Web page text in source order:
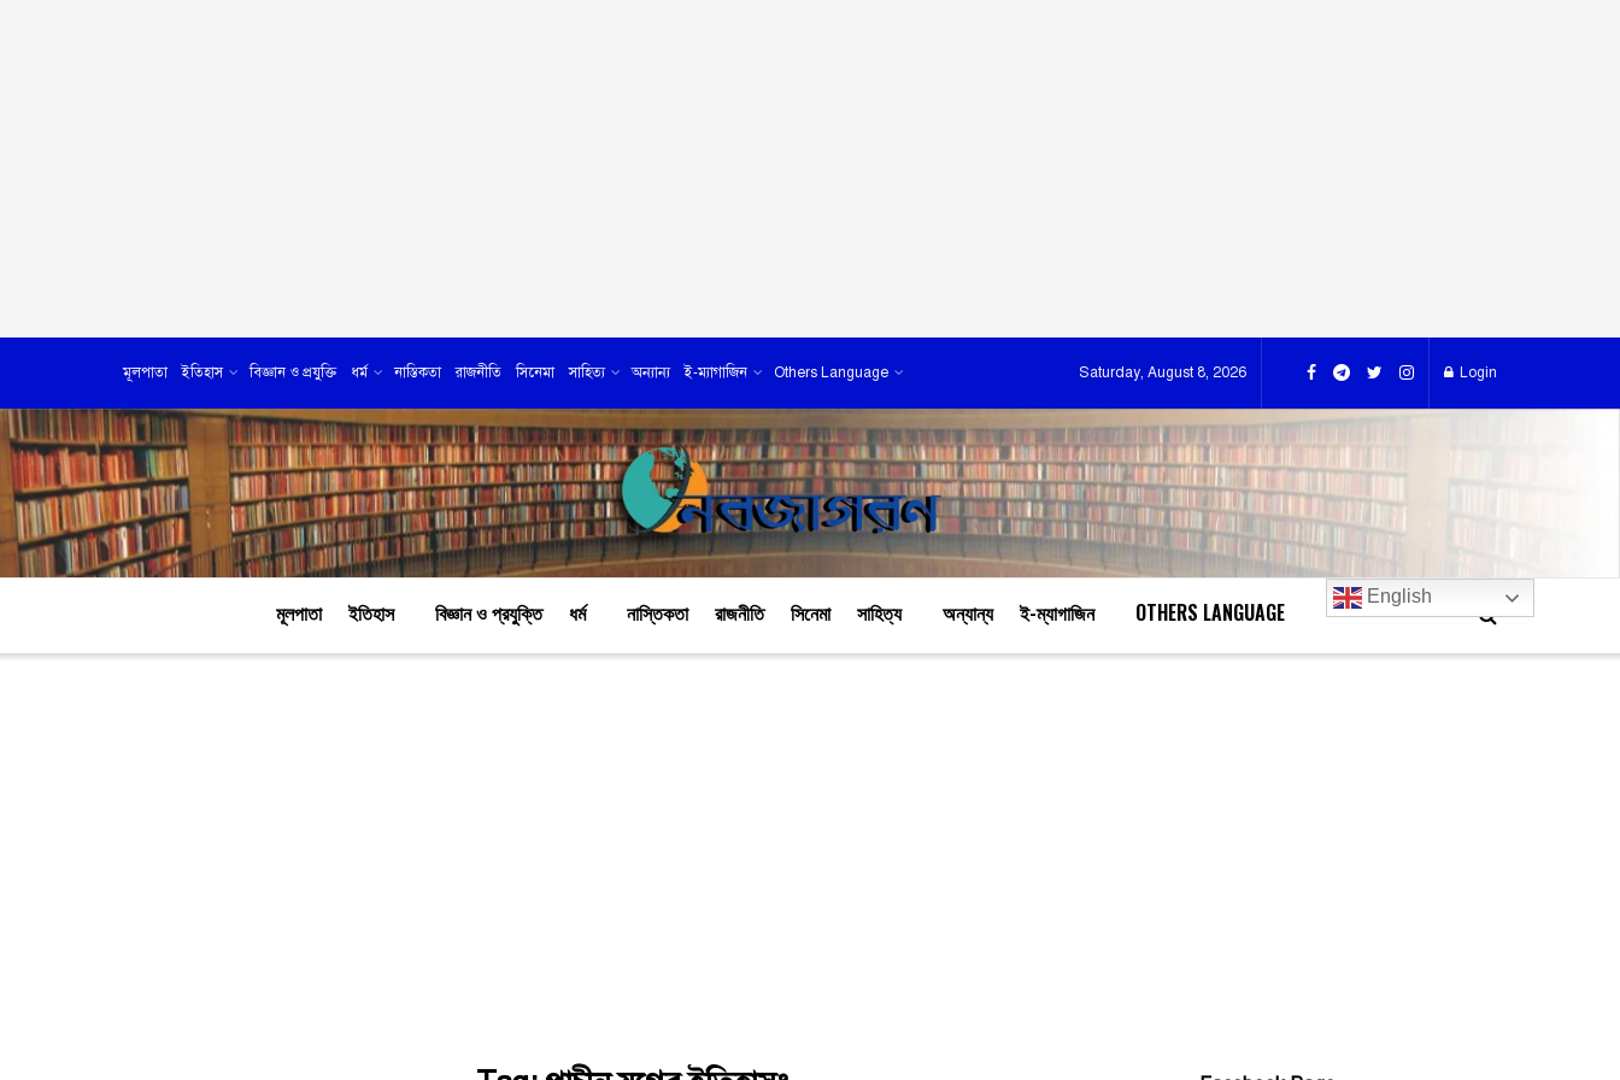
মূলপাতা ইতিহাস বিজ্ঞান ও প্রযুক্তি ধর্ম নাস্তিকতা রাজনীতি সিনেমা সাহিত্য অন্যান্য ই-ম্যাগাজিন Others Language Saturday, August 8, 2026 Login
মূলপাতা ইতিহাস বিজ্ঞান ও প্রযুক্তি ধর্ম নাস্তিকতা রাজনীতি সিনেমা সাহিত্য অন্যান্য ই-ম্যাগাজিন OTHERS LANGUAGE
English